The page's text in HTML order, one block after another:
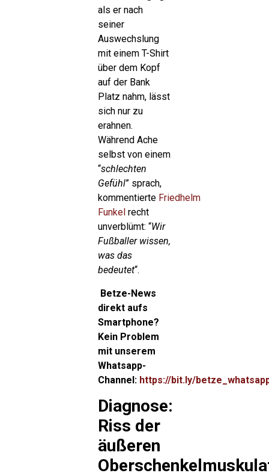
als er nach
seiner
Auswechslung
mit einem T-Shirt
über dem Kopf
auf der Bank
Platz nahm, lässt
sich nur zu
erahnen.
Während Ache
selbst von einem
“schlechten
Gefühl” sprach,
kommentierte Friedhelm
Funkel recht
unverblümt: “Wir
Fußballer wissen,
was das
bedeutet“.
Betze-News
direkt aufs
Smartphone?
Kein Problem
mit unserem
Whatsapp-
Channel: https://bit.ly/
Diagnose:
Riss der
äußeren